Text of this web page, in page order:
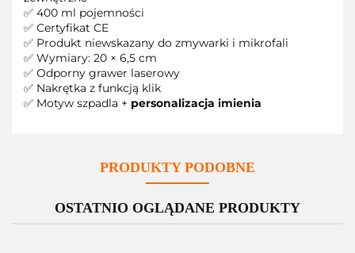
✅ 400 ml pojemności
✅ Certyfikat CE
✅ Produkt niewskazany do zmywarki i mikrofali
✅ Wymiary: 20 × 6,5 cm
✅ Odporny grawer laserowy
✅ Nakrętka z funkcją klik
✅ Motyw szpadla + personalizacja imienia
PRODUKTY PODOBNE
OSTATNIO OGLĄDANE PRODUKTY